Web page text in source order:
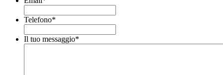
Telefono*
Il tuo messaggio*